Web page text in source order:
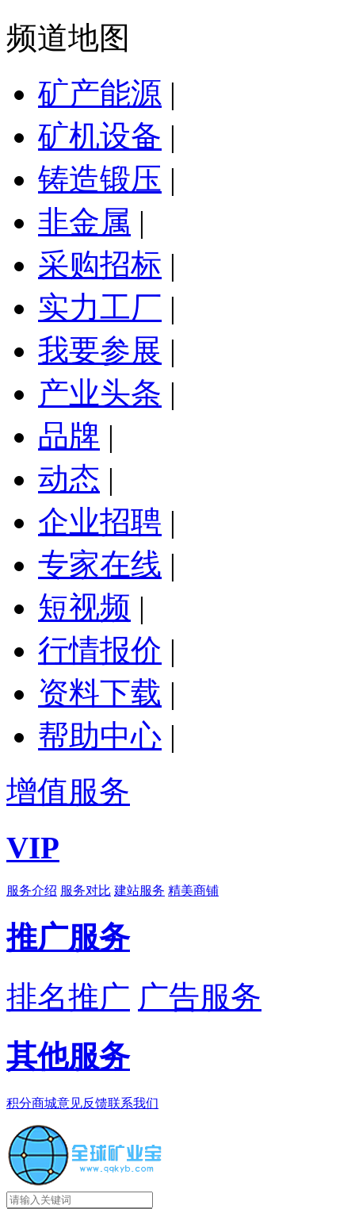
频道地图
矿产能源 |
矿机设备 |
铸造锻压 |
非金属 |
采购招标 |
实力工厂 |
我要参展 |
产业头条 |
品牌 |
动态 |
企业招聘 |
专家在线 |
短视频 |
行情报价 |
资料下载 |
帮助中心 |
增值服务
VIP
服务介绍 服务对比 建站服务 精美商铺
推广服务
排名推广 广告服务
其他服务
积分商城意见反馈联系我们